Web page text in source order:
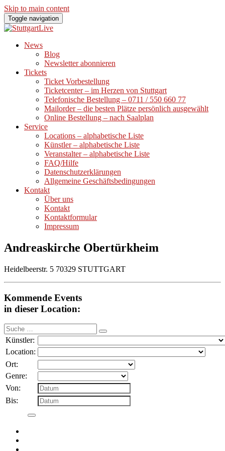
Skip to main content
Toggle navigation
News
Blog
Newsletter abonnieren
Tickets
Ticket Vorbestellung
Ticketcenter – im Herzen von Stuttgart
Telefonische Bestellung – 0711 / 550 660 77
Mailorder – die besten Plätze persönlich ausgewählt
Online Bestellung – nach Saalplan
Service
Locations – alphabetische Liste
Künstler – alphabetische Liste
Veranstalter – alphabetische Liste
FAQ/Hilfe
Datenschutzerklärungen
Allgemeine Geschäftsbedingungen
Kontakt
Über uns
Kontakt
Kontaktformular
Impressum
Andreaskirche Obertürkheim
Heidelbeerstr. 5 70329 STUTTGART
Kommende Events
in dieser Location:
Suche
nach:
Künstler:
Location:
Ort:
Genre:
Von:
Bis: